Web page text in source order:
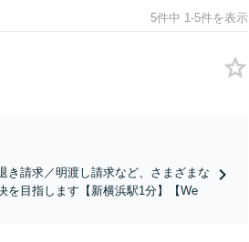
5件中 1-5件を表示
き請求／明渡し請求など、さまざまな
を目指します【新横浜駅1分】【We